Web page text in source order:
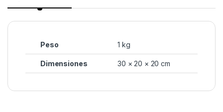
Peso 1 kg
Dimensiones 30 × 20 × 20 cm